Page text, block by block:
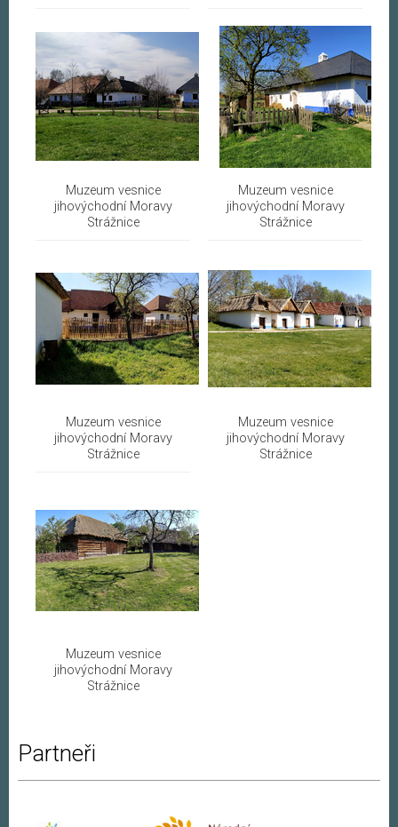
Muzeum vesnice
jihovýchodní Moravy
Strážnice
Muzeum vesnice
jihovýchodní Moravy
Strážnice
Muzeum vesnice
jihovýchodní Moravy
Strážnice
Muzeum vesnice
jihovýchodní Moravy
Strážnice
Muzeum vesnice
jihovýchodní Moravy
Strážnice
Partneři